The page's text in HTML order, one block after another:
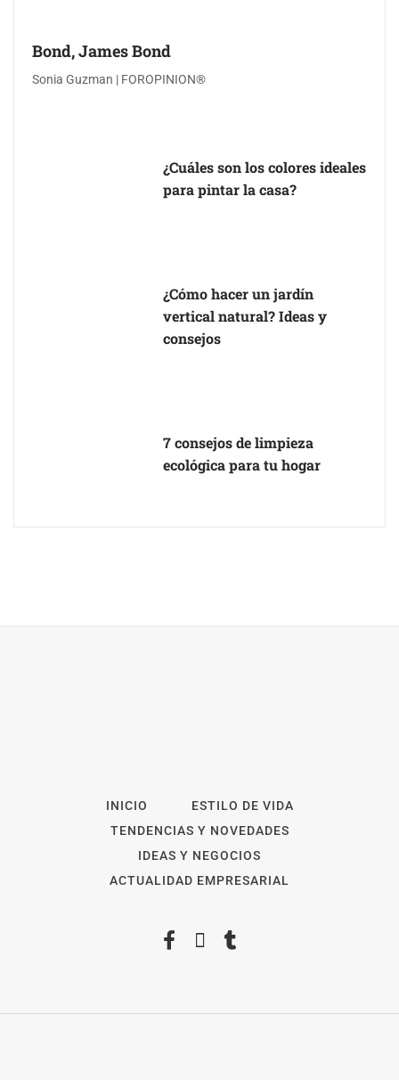
Bond, James Bond
Sonia Guzman | FOROPINION®
¿Cuáles son los colores ideales
para pintar la casa?
¿Cómo hacer un jardín
vertical natural? Ideas y
consejos
7 consejos de limpieza
ecológica para tu hogar
INICIO
ESTILO DE VIDA
TENDENCIAS Y NOVEDADES
IDEAS Y NEGOCIOS
ACTUALIDAD EMPRESARIAL